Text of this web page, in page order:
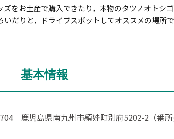
をお土産で購入できたり，本物のタツノオトシ
だりと，ドライブスポットしてオススメの場所で
基本情報
鹿児島県南九州市頴娃町別府5202-2（番所